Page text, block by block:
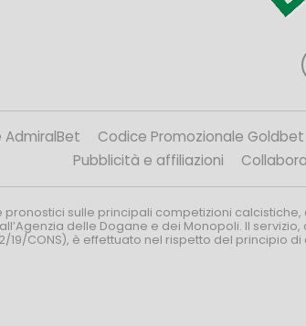
AdmiralBet Codice Promozionale Goldbet
Pubblicità e affiliazioni
sulle principali competizioni
delle Dogane e dei Monopoli. Il
19/CONS), è effettuato nel rispetto del principio